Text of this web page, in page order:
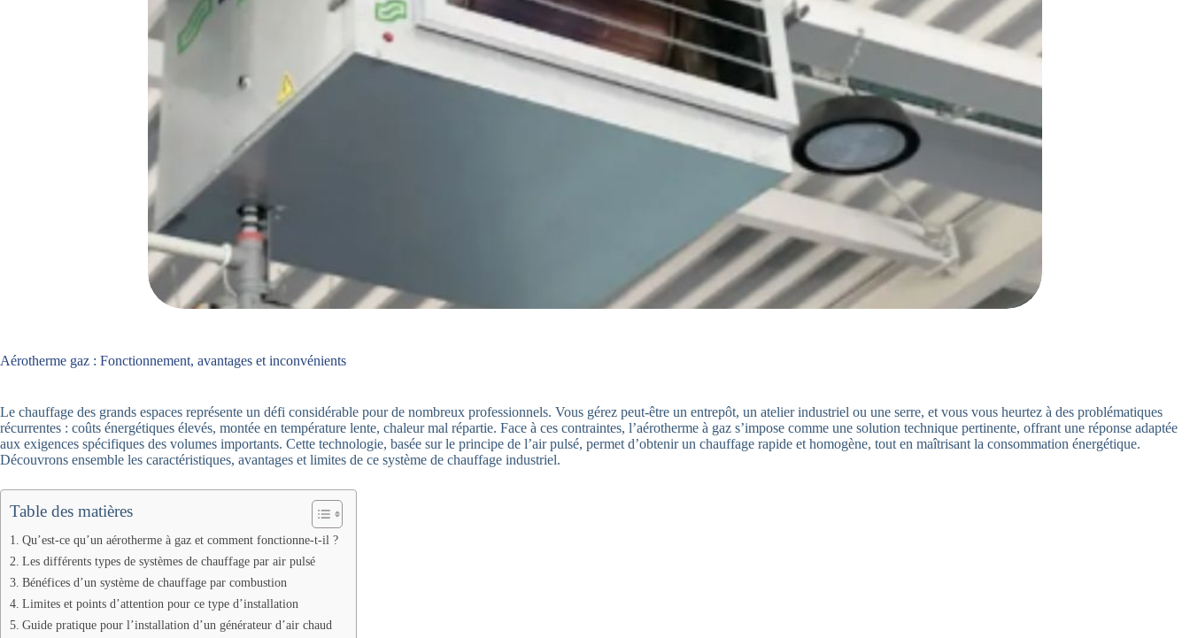
Aérotherme gaz : Fonctionnement, avantages et inconvénients
Le chauffage des grands espaces représente un défi considérable pour de nombreux professionnels. Vous gérez peut-être un entrepôt, un atelier industriel ou une serre, et vous vous heurtez à des problématiques
récurrentes : coûts énergétiques élevés, montée en température lente, chaleur mal répartie. Face à ces contraintes, l’aérotherme à gaz s’impose comme une solution technique pertinente, offrant une réponse adaptée
aux exigences spécifiques des volumes importants. Cette technologie, basée sur le principe de l’air pulsé, permet d’obtenir un chauffage rapide et homogène, tout en maîtrisant la consommation énergétique.
Découvrons ensemble les caractéristiques, avantages et limites de ce système de chauffage industriel.
Table des matières
Qu’est-ce qu’un aérotherme à gaz et comment fonctionne-t-il ?
Les différents types de systèmes de chauffage par air pulsé
Bénéfices d’un système de chauffage par combustion
Limites et points d’attention pour ce type d’installation
Guide pratique pour l’installation d’un générateur d’air chaud